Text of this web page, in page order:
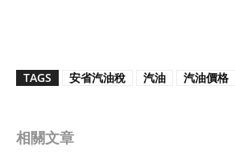
TAGS 安省汽油稅 汽油 汽油價格
相關文章